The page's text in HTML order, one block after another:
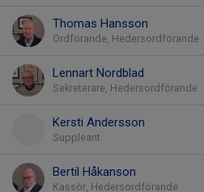
Thomas Hansson
Ordförande, Hedersordförande
Lennart Nordblad
Sekreterare, Hedersordförande
Kersti Andersson
Suppleant
Bertil Håkanson
Kassör, Hedersordförande